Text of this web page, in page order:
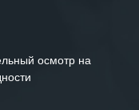
осмотр на